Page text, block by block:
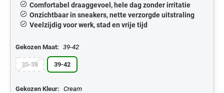
Comfortabel draaggevoel, hele dag zonder irritatie
Onzichtbaar in sneakers, nette verzorgde uitstraling
Veelzijdig voor werk, stad en vrije tijd
Gekozen Maat: 39-42
35-38 39-42
Gekozen Kleur: Cream